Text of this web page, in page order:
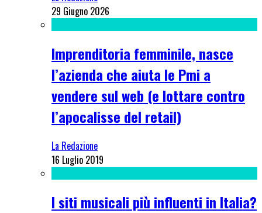
29 Giugno 2026
Imprenditoria femminile, nasce
l’azienda che aiuta le Pmi a
vendere sul web (e lottare contro
l’apocalisse del retail)
La Redazione
16 Luglio 2019
I siti musicali più influenti in Italia?